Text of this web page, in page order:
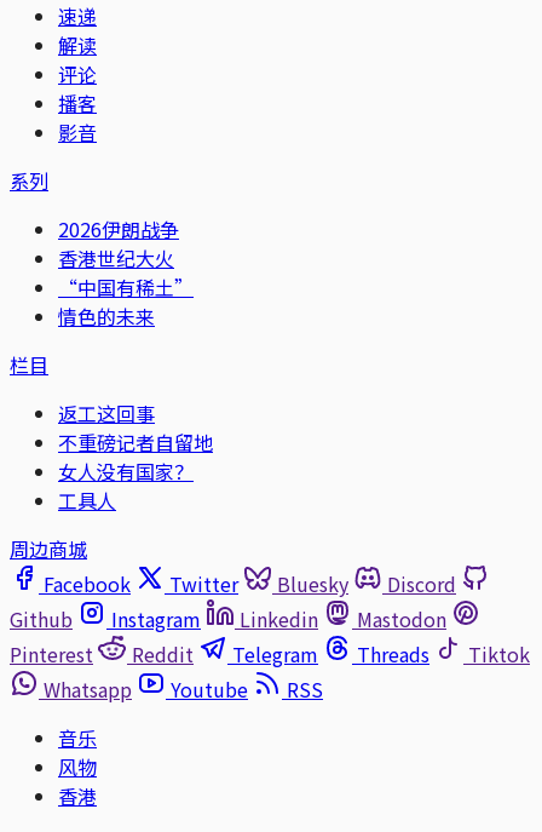
速递
解读
评论
播客
影音
系列
2026伊朗战争
香港世纪大火
“中国有稀土”
情色的未来
栏目
返工这回事
不重磅记者自留地
女人没有国家？
工具人
周边商城
Facebook
Twitter Bluesky
Discord
Github
Instagram Linkedin
Mastodon
Pinterest
Reddit Telegram Threads
Tiktok
Whatsapp
Youtube
RSS
音乐
风物
香港